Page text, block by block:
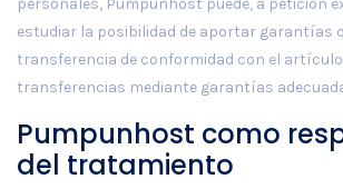
personales, Pumpunhost puede, a petición
estudiar la posibilidad de aportar garantías
transferencia de conformidad con el artículo
transferencias mediante garantías
Pumpunhost como
del tratamiento